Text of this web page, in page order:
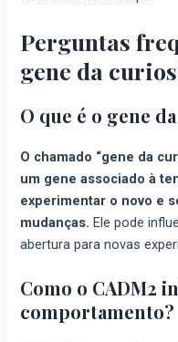
Perguntas
gene da
O que é o gene
O chamado “gene da
um gene associado à
experimentar o novo e
mudanças. Ele pode
abertura para novas
Como o CADM2
comportamento?